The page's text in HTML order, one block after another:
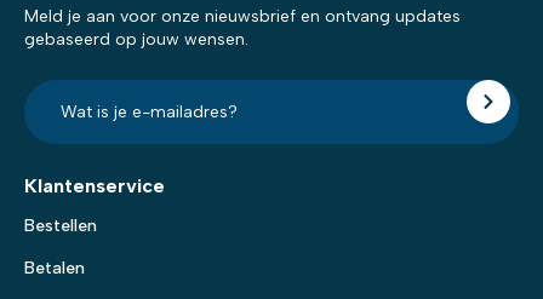
Meld je aan voor onze nieuwsbrief en ontvang updates
gebaseerd op jouw wensen.
E-
mailadres?
*
Klantenservice
Bestellen
Betalen